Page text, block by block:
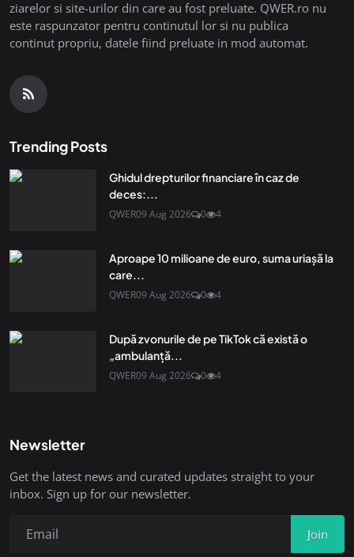
ziarelor si site-urilor din care au fost preluate. QWER.ro nu
este raspunzator pentru continutul lor si nu publica
continut propriu, datele fiind preluate in mod automat.
Trending Posts
Ghidul drepturilor financiare în caz de
deces:...
QWER09 Aug 2026 0 4
Aproape 10 milioane de euro, suma uriașă la
care...
QWER09 Aug 2026 0 4
După zvonurile de pe TikTok că există o
„ambulanță...
QWER09 Aug 2026 0 4
Newsletter
Get the latest news and curated updates straight to your
inbox. Sign up for our newsletter.
Join